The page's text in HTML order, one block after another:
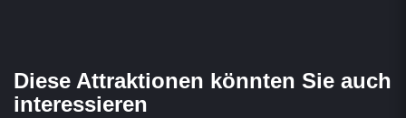
Diese Attraktionen könnten Sie auch
interessieren